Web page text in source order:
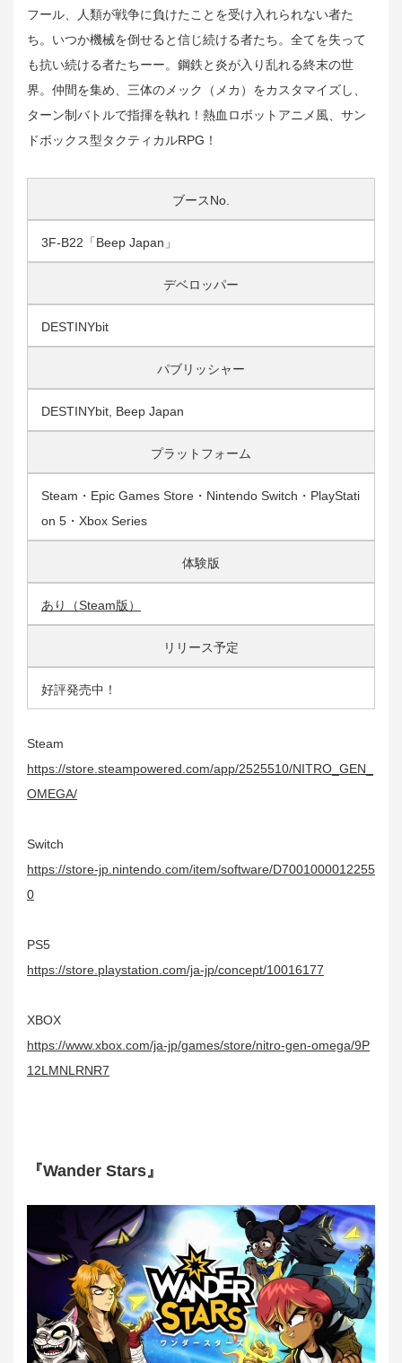
フール、人類が戦争に負けたことを受け入れられない者た
ち。いつか機械を倒せると信じ続ける者たち。全てを失って
も抗い続ける者たちーー。鋼鉄と炎が入り乱れる終末の世
界。仲間を集め、三体のメック（メカ）をカスタマイズし、
ターン制バトルで指揮を執れ！熱血ロボットアニメ風、サン
ドボックス型タクティカルRPG！
ブースNo.
3F-B22「Beep Japan」
デベロッパー
DESTINYbit
パブリッシャー
DESTINYbit, Beep Japan
プラットフォーム
Steam・Epic Games Store・Nintendo Switch・PlayStati
on 5・Xbox Series
体験版
あり（Steam版）
リリース予定
好評発売中！
Steam
https://store.steampowered.com/app/2525510/NITRO_GEN_
OMEGA/
Switch
https://store-jp.nintendo.com/item/software/D7001000012255
0
PS5
https://store.playstation.com/ja-jp/concept/10016177
XBOX
https://www.xbox.com/ja-jp/games/store/nitro-gen-omega/9P
12LMNLRNR7
『Wander Stars』